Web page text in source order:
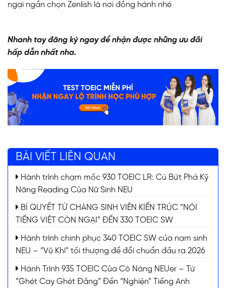
ngại ngần chọn Zenlish là nơi đồng hành nhé
Nhanh tay đăng ký ngay để nhận được những ưu đãi
hấp dẫn nhất nha.
BÀI VIẾT LIÊN QUAN
Hành trình chạm mốc 930 TOEIC LR: Cú Bứt Phá Kỹ
Năng Reading Của Nữ Sinh NEU
BÍ QUYẾT TỪ CHÀNG SINH VIÊN KIẾN TRÚC “NÓI
TIẾNG VIỆT CÒN NGẠI” ĐẾN 330 TOEIC SW
Hành trình chinh phục 340 TOEIC SW của nam sinh
NEU – “Vũ Khí” tối thượng để đổi chuẩn đầu ra 2026
Hành Trình 935 TOEIC Của Cô Nàng NEUer – Từ
“Ghét Cay Ghét Đắng” Đến “Nghiện” Tiếng Anh